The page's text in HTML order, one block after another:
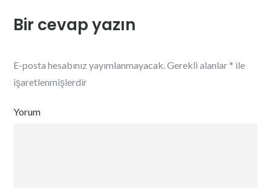
Bir cevap yazın
E-posta hesabınız yayımlanmayacak.Gerekli alanlar * ile
işaretlenmişlerdir
Yorum